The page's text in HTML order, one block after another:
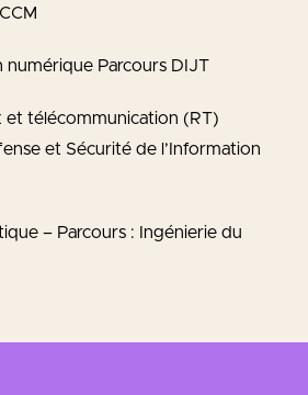
numérique Parcours DIJT
et télécommunication (RT)
et Sécurité de l’Information
– Parcours : Ingénierie du